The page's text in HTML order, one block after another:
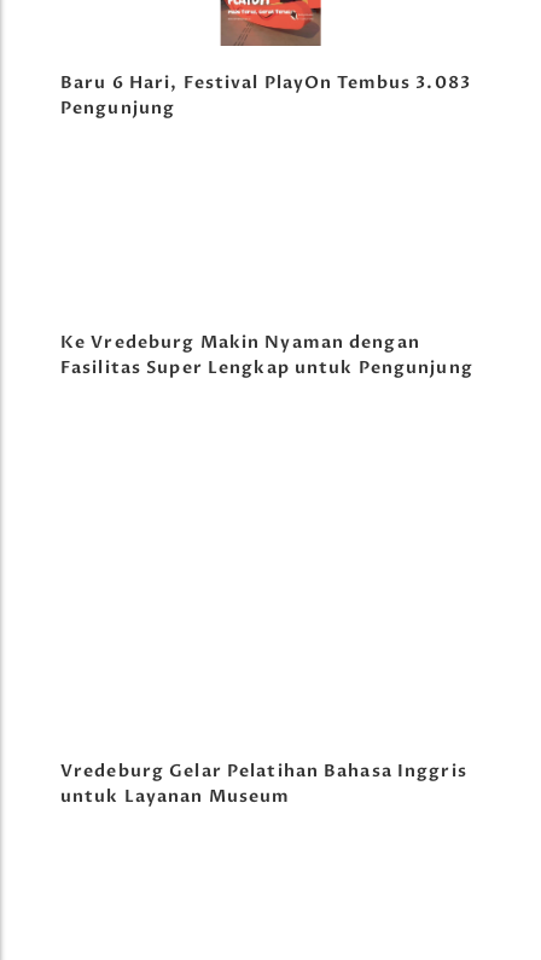
Baru 6 Hari, Festival PlayOn Tembus 3.083
Pengunjung
Ke Vredeburg Makin Nyaman dengan
Fasilitas Super Lengkap untuk Pengunjung
Vredeburg Gelar Pelatihan Bahasa Inggris
untuk Layanan Museum